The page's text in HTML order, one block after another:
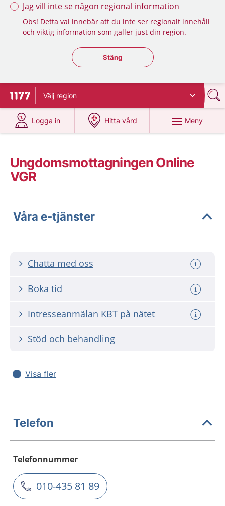
Jag vill inte se någon regional information
Obs! Detta val innebär att du inte ser regionalt innehåll
och viktig information som gäller just din region.
Stäng regionsväljaren
Stäng
Till startsidan för 1177
Välj region
Logga in
på 1177.se
Hitta vård
på 1177.se
Meny
Ungdoms­mottagningen Online
VGR
Våra e-tjänster
Chatta med oss
Boka tid
Intresseanmälan KBT på nätet
Stöd och behandling
Visa fler
Telefon
Telefonnummer
010-435 81 89